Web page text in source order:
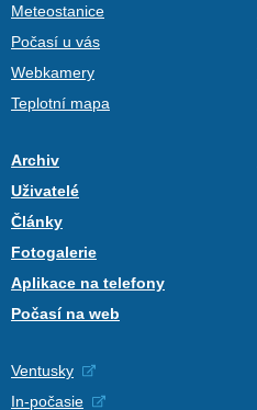
Meteostanice
Počasí u vás
Webkamery
Teplotní mapa
Archiv
Uživatelé
Články
Fotogalerie
Aplikace na telefony
Počasí na web
Ventusky
In-počasie